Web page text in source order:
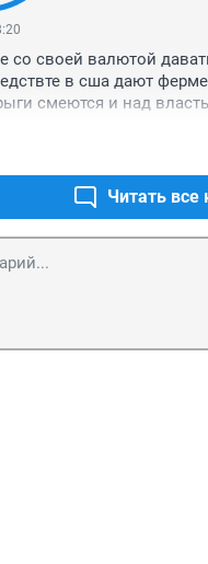
со своей валютой
в сша дают
смеются и над
Читать